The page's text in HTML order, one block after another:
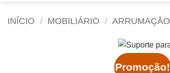
INÍCIO / MOBILIÁRIO / ARRUMAÇÃO
Promoção!